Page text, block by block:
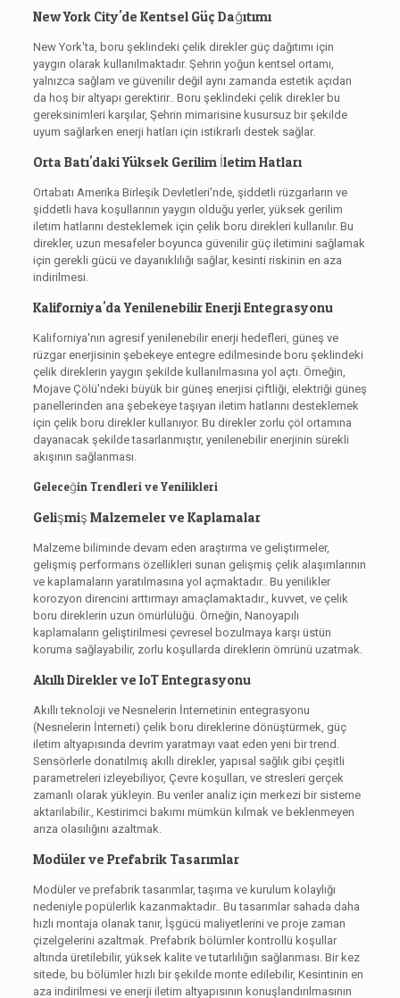
New York City'de Kentsel Güç Dağıtımı
New York'ta, boru şeklindeki çelik direkler güç dağıtımı için
yaygın olarak kullanılmaktadır. Şehrin yoğun kentsel ortamı,
yalnızca sağlam ve güvenilir değil aynı zamanda estetik açıdan
da hoş bir altyapı gerektirir.. Boru şeklindeki çelik direkler bu
gereksinimleri karşılar, Şehrin mimarisine kusursuz bir şekilde
uyum sağlarken enerji hatları için istikrarlı destek sağlar.
Orta Batı'daki Yüksek Gerilim İletim Hatları
Ortabatı Amerika Birleşik Devletleri'nde, şiddetli rüzgarların ve
şiddetli hava koşullarının yaygın olduğu yerler, yüksek gerilim
iletim hatlarını desteklemek için çelik boru direkleri kullanılır. Bu
direkler, uzun mesafeler boyunca güvenilir güç iletimini sağlamak
için gerekli gücü ve dayanıklılığı sağlar, kesinti riskinin en aza
indirilmesi.
Kaliforniya'da Yenilenebilir Enerji Entegrasyonu
Kaliforniya'nın agresif yenilenebilir enerji hedefleri, güneş ve
rüzgar enerjisinin şebekeye entegre edilmesinde boru şeklindeki
çelik direklerin yaygın şekilde kullanılmasına yol açtı. Örneğin,
Mojave Çölü'ndeki büyük bir güneş enerjisi çiftliği, elektriği güneş
panellerinden ana şebekeye taşıyan iletim hatlarını desteklemek
için çelik boru direkler kullanıyor. Bu direkler zorlu çöl ortamına
dayanacak şekilde tasarlanmıştır, yenilenebilir enerjinin sürekli
akışının sağlanması.
Geleceğin Trendleri ve Yenilikleri
Gelişmiş Malzemeler ve Kaplamalar
Malzeme biliminde devam eden araştırma ve geliştirmeler,
gelişmiş performans özellikleri sunan gelişmiş çelik alaşımlarının
ve kaplamaların yaratılmasına yol açmaktadır.. Bu yenilikler
korozyon direncini arttırmayı amaçlamaktadır., kuvvet, ve çelik
boru direklerin uzun ömürlülüğü. Örneğin, Nanoyapılı
kaplamaların geliştirilmesi çevresel bozulmaya karşı üstün
koruma sağlayabilir, zorlu koşullarda direklerin ömrünü uzatmak.
Akıllı Direkler ve IoT Entegrasyonu
Akıllı teknoloji ve Nesnelerin İnternetinin entegrasyonu
(Nesnelerin İnterneti) çelik boru direklerine dönüştürmek, güç
iletim altyapısında devrim yaratmayı vaat eden yeni bir trend.
Sensörlerle donatılmış akıllı direkler, yapısal sağlık gibi çeşitli
parametreleri izleyebiliyor, Çevre koşulları, ve stresleri gerçek
zamanlı olarak yükleyin. Bu veriler analiz için merkezi bir sisteme
aktarılabilir., Kestirimci bakımı mümkün kılmak ve beklenmeyen
arıza olasılığını azaltmak.
Modüler ve Prefabrik Tasarımlar
Modüler ve prefabrik tasarımlar, taşıma ve kurulum kolaylığı
nedeniyle popülerlik kazanmaktadır.. Bu tasarımlar sahada daha
hızlı montaja olanak tanır, İşgücü maliyetlerini ve proje zaman
çizelgelerini azaltmak. Prefabrik bölümler kontrollü koşullar
altında üretilebilir, yüksek kalite ve tutarlılığın sağlanması. Bir kez
sitede, bu bölümler hızlı bir şekilde monte edilebilir, Kesintinin en
aza indirilmesi ve enerji iletim altyapısının konuşlandırılmasının